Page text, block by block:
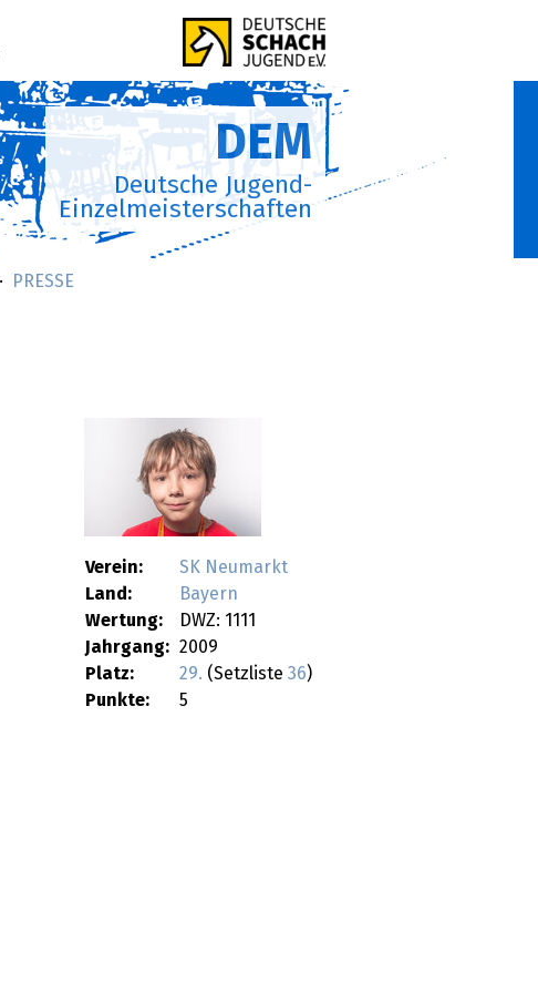
DEM
Deutsche Jugend-
Einzelmeisterschaften
PRESSE
Verein:
SK Neumarkt
Land:
Bayern
Wertung:
DWZ: 1111
Jahrgang: 2009
Platz:
29. (Setzliste 36)
Punkte:
5